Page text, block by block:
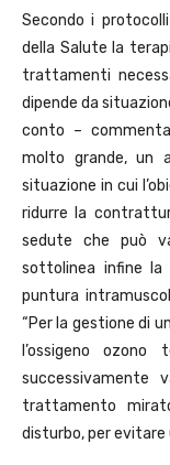
Secondo i
della Salute la
trattamenti
dipende da
conto –
molto grande, un
situazione in cui
ridurre la
sedute che può
sottolinea infine
puntura
“Per la gestione di
l’ossigeno
successivamente
trattamento
disturbo, per evitare